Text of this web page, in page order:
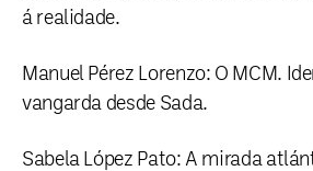
á realidade.
Manuel Pérez Lorenzo: O MCM.
vangarda desde Sada.
Sabela López Pato: A mirada